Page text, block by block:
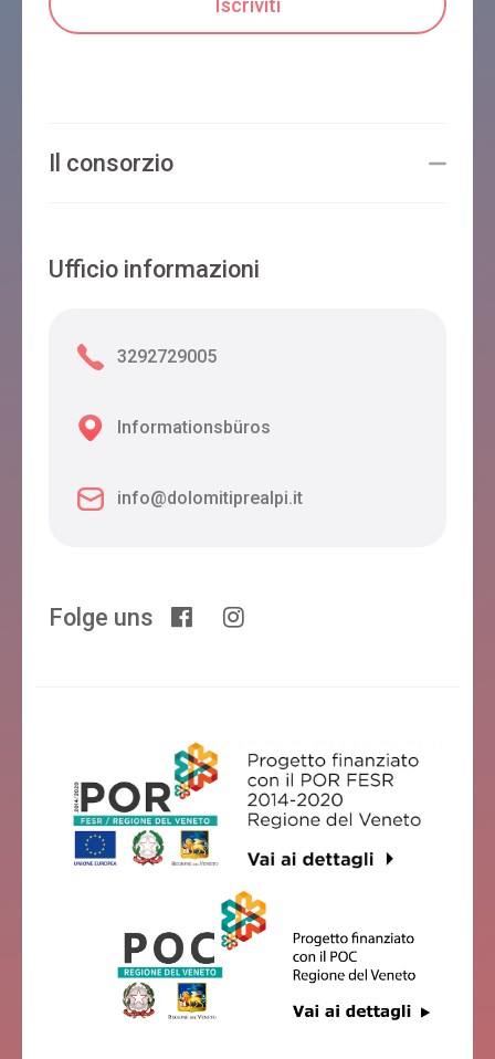
Il consorzio
Ufficio informazioni
3292729005
Informationsbüros
info@dolomitiprealpi.it
Folge uns